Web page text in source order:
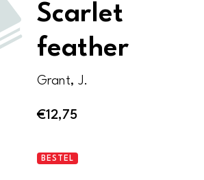
Scarlet
feather
Grant, J.
€12,75
Scarlet
BESTEL